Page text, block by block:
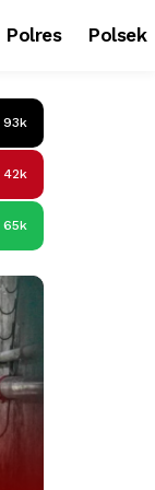
Polres Polsek
93k
42k
65k